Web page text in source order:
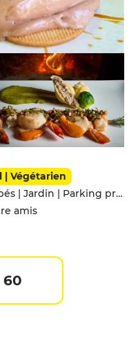
| Végétarien
Accès handicapés | Jardin | Parking privé
amis
60